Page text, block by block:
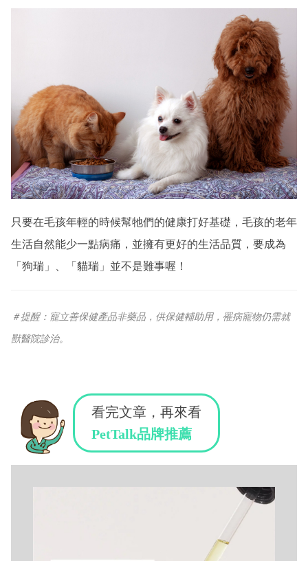
只要在毛孩年輕的時候幫牠們的健康打好基礎，毛孩的老年
生活自然能少一點病痛，並擁有更好的生活品質，要成為
「狗瑞」、「貓瑞」並不是難事喔！
＃提醒：寵立善保健產品非藥品，供保健輔助用，罹病寵物仍需就
獸醫院診治。
看完文章，再來看
PetTalk品牌推薦